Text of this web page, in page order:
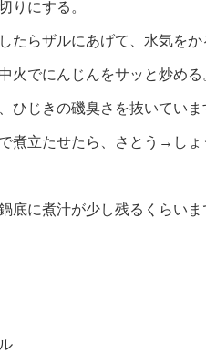
りにする。
らザルにあげて、水気をか
火でにんじんをサッと炒め
じきの磯臭さを抜いていま
煮立たせたら、さとう→し
底に煮汁が少し残るくらい